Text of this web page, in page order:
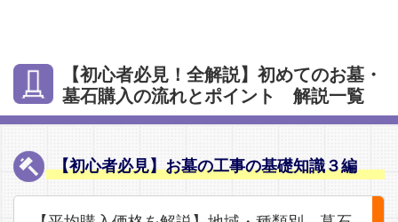
【初心者必見！全解説】初めてのお墓・
墓石購入の流れとポイント 解説一覧
【初心者必見】お墓の工事の基礎知識３編